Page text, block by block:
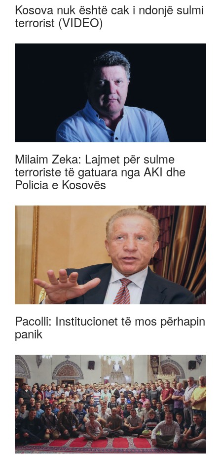
Kosova nuk është cak i ndonjë sulmi
terrorist (VIDEO)
Milaim Zeka: Lajmet për sulme
terroriste të gatuara nga AKI dhe
Policia e Kosovës
Pacolli: Institucionet të mos përhapin
panik